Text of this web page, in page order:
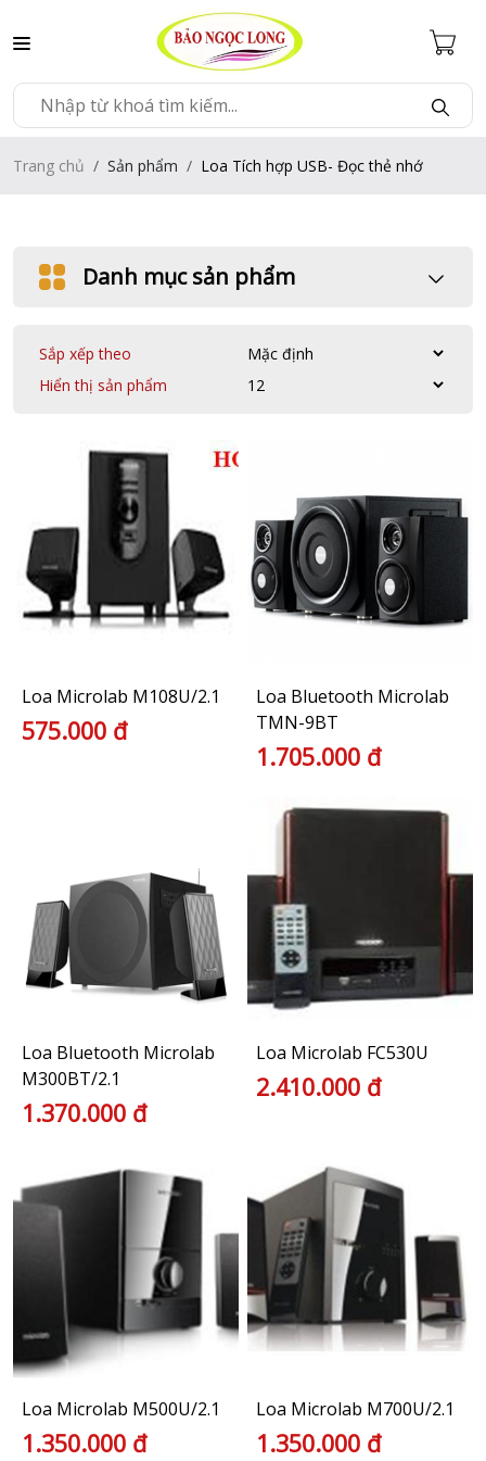
Trang chủ Sản phẩm Loa Tích hợp USB- Đọc thẻ nhớ
Danh mục sản phẩm
Sắp xếp theo
Hiển thị sản phẩm
Loa Microlab M108U/2.1
575.000 đ
Loa Bluetooth Microlab
TMN-9BT
1.705.000 đ
Loa Bluetooth Microlab
M300BT/2.1
1.370.000 đ
Loa Microlab FC530U
2.410.000 đ
Loa Microlab M500U/2.1
1.350.000 đ
Loa Microlab M700U/2.1
1.350.000 đ